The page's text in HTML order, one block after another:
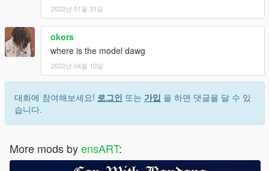
2022년 01월 31일
okors
where is the model dawg
2022년 04월 10일
대화에 참여해보세요! 로그인 또는 가입 을 하면 댓글을 달 수 있
습니다.
More mods byensART: